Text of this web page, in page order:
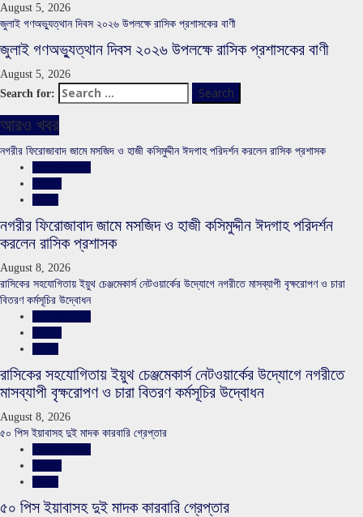
August 5, 2026
জুলাই গণঅভ্যুত্থান দিবস ২০২৬ উপলক্ষে রাসিক প্রশাসকের বাণী
জুলাই গণঅভ্যুত্থান দিবস ২০২৬ উপলক্ষে রাসিক প্রশাসকের বাণী
August 5, 2026
Search for:
আরও খবর
নগরীর ফিরোজাবাদ জামে মসজিদ ও হাজী কসিমুদ্দীন ঈদগাহ পরিদর্শন করলেন রাসিক প্রশাসক
নগরীর ফিরোজাবাদ জামে মসজিদ ও হাজী কসিমুদ্দীন ঈদগাহ পরিদর্শন
করলেন রাসিক প্রশাসক
August 8, 2026
রাসিকের সহযোগিতায় ইয়ুথ চেঞ্জমেকার্স নেটওয়ার্কের উদ্যোগে নগরীতে মাসব্যাপী বৃক্ষরোপণ ও চারা
বিতরণ কর্মসূচির উদ্বোধন
রাসিকের সহযোগিতায় ইয়ুথ চেঞ্জমেকার্স নেটওয়ার্কের উদ্যোগে নগরীতে
মাসব্যাপী বৃক্ষরোপণ ও চারা বিতরণ কর্মসূচির উদ্বোধন
August 8, 2026
৫০ পিস ইয়াবাসহ দুই মাদক কারবারি গ্রেপ্তার
৫০ পিস ইয়াবাসহ দুই মাদক কারবারি গ্রেপ্তার